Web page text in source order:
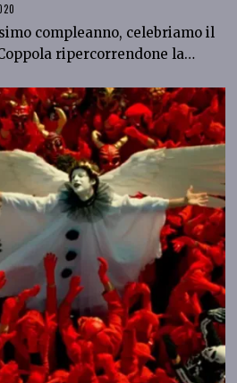
compleanno, celebriamo il
ripercorrendone la…